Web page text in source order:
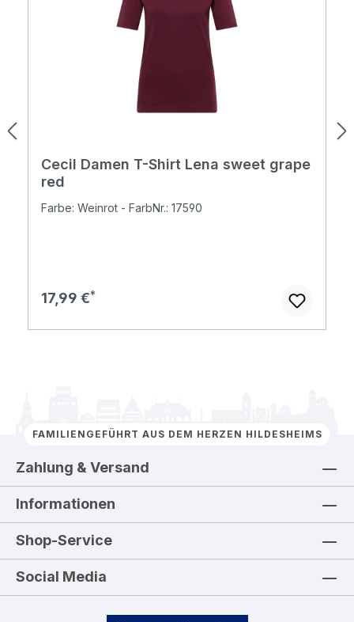
Cecil Damen T-Shirt Lena sweet grape
red
Farbe: Weinrot - FarbNr.: 17590
Regulärer Preis:
17,99 €
FAMILIENGEFÜHRT AUS DEM HERZEN HILDESHEIMS
Zahlung & Versand
Informationen
Shop-Service
Social Media